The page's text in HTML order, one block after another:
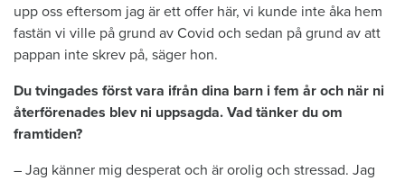
upp oss eftersom jag är ett offer här, vi kunde inte åka hem
fastän vi ville på grund av Covid och sedan på grund av att
pappan inte skrev på, säger hon.
Du tvingades först vara ifrån dina barn i fem år och när ni
återförenades blev ni uppsagda. Vad tänker du om
framtiden?
– Jag känner mig desperat och är orolig och stressad. Jag